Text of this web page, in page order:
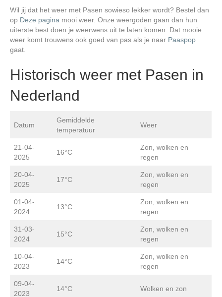
Wil jij dat het weer met Pasen sowieso lekker wordt? Bestel dan
op Deze pagina mooi weer. Onze weergoden gaan dan hun
uiterste best doen je weerwens uit te laten komen. Dat mooie
weer komt trouwens ook goed van pas als je naar Paaspop
gaat.
Historisch weer met Pasen in
Nederland
Datum
Gemiddelde
temperatuur
Weer
21-04-
2025
16°C
Zon, wolken en
regen
20-04-
2025
17°C
Zon, wolken en
regen
01-04-
2024
13°C
Zon, wolken en
regen
31-03-
2024
15°C
Zon, wolken en
regen
10-04-
2023
14°C
Zon, wolken en
regen
09-04-
2023
14°C Wolken en zon